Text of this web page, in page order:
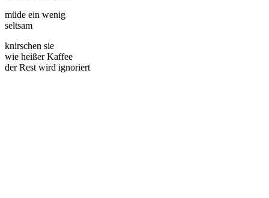
müde ein wenig
seltsam
knirschen sie
wie heißer Kaffee
der Rest wird ignoriert